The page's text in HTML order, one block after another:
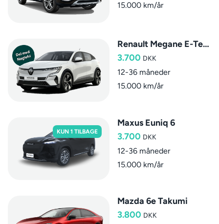
15.000 km/år
Renault Megane E-Tech Techno
3.700 DKK
12-36 måneder
15.000 km/år
KUN 1 TILBAGE
Maxus Euniq 6
3.700 DKK
12-36 måneder
15.000 km/år
Mazda 6e Takumi
3.800 DKK